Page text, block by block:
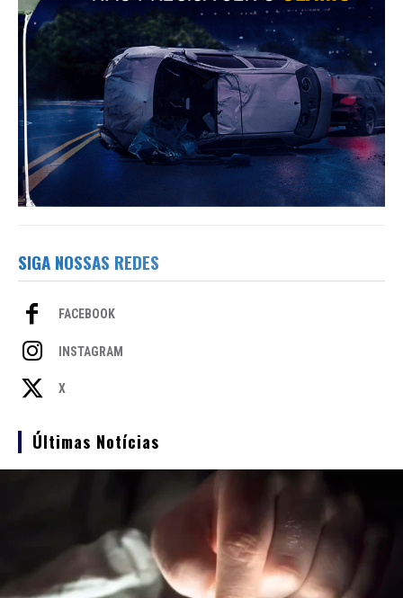
SIGA NOSSAS REDES
FACEBOOK
INSTAGRAM
X
Últimas Notícias